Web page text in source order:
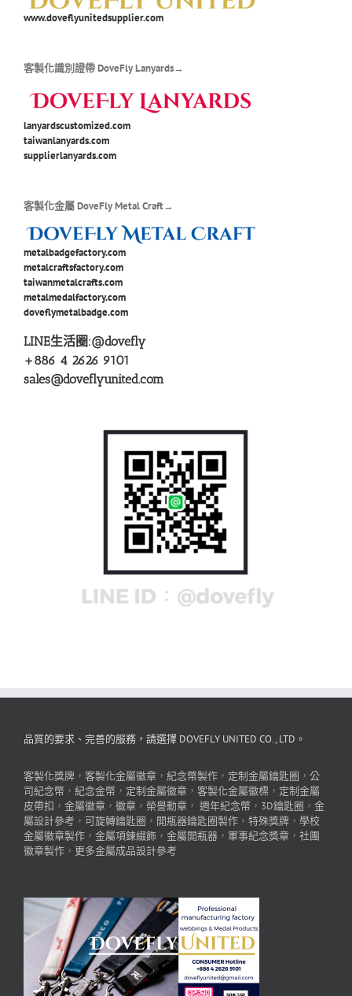
www.doveflyunitedsupplier.com
客製化識別證帶 DoveFly Lanyards→
lanyardscustomized.com
taiwanlanyards.com
supplierlanyards.com
客製化金屬 DoveFly Metal Craft→
metalbadgefactory.com
metalcraftsfactory.com
taiwanmetalcrafts.com
metalmedalfactory.com
doveflymetalbadge.com
LINE生活圈:@dovefly
+886 4 2626 9101
sales@doveflyunited.com
品質的要求、完善的服務，請選擇 DOVEFLY UNITED CO., LTD。
客製化獎牌 ， 客製化金屬徽章 ， 紀念幣製作 ， 定制金屬鑰匙圈 ， 公
司紀念幣 ， 紀念金幣 ， 定制金屬徽章 ， 客製化金屬徽標 ， 定制金屬
皮帶扣 ， 金屬徽章 ， 徽章 ， 榮譽勳章 ， 週年紀念幣 ， 3D鑰匙圈 ， 金
屬設計參考 ， 可旋轉鑰匙圈 ， 開瓶器鑰匙圈製作 ， 特殊獎牌 ， 學校
金屬徽章製作 ， 金屬項鍊綴飾 ， 金屬開瓶器 ， 軍事紀念獎章 ， 社團
徽章製作 ， 更多金屬成品設計參考